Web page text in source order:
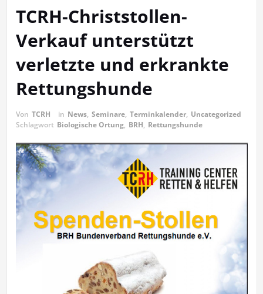
TCRH-Christstollen-
Verkauf unterstützt
verletzte und erkrankte
Rettungshunde
Von TCRH in News, Seminare, Terminkalender, Uncategorized
Schlagwort Biologische Ortung, BRH, Rettungshunde